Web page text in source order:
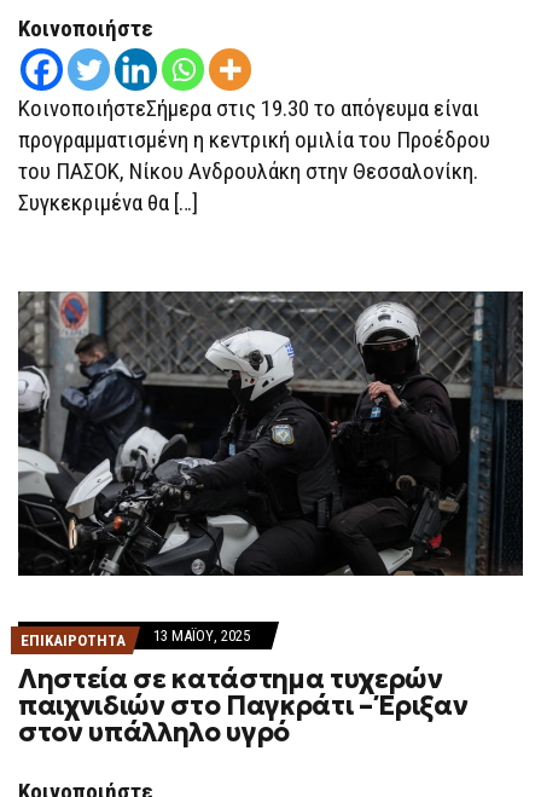
Κοινοποιήστε
ΚοινοποιήστεΣήμερα στις 19.30 το απόγευμα είναι
προγραμματισμένη η κεντρική ομιλία του Προέδρου
του ΠΑΣΟΚ, Νίκου Ανδρουλάκη στην Θεσσαλονίκη.
Συγκεκριμένα θα […]
ΕΠΙΚΑΙΡΟΤΗΤΑ 13 ΜΑΪ́ΟΥ, 2025
Ληστεία σε κατάστημα τυχερών
παιχνιδιών στο Παγκράτι – Έριξαν
στον υπάλληλο υγρό
Κοινοποιήστε